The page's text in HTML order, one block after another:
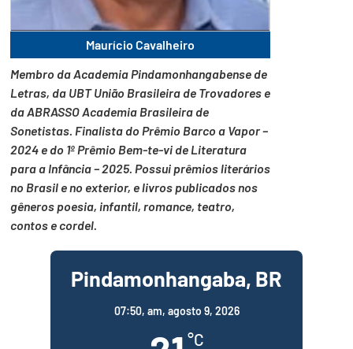
Maurício Cavalheiro
Membro da Academia Pindamonhangabense de
Letras, da UBT União Brasileira de Trovadores e
da ABRASSO Academia Brasileira de
Sonetistas. Finalista do Prêmio Barco a Vapor –
2024 e do 1º Prêmio Bem-te-vi de Literatura
para a Infância – 2025. Possui prêmios literários
no Brasil e no exterior, e livros publicados nos
gêneros poesia, infantil, romance, teatro,
contos e cordel.
Pindamonhangaba, BR
07:50, am, agosto 9, 2026
°C